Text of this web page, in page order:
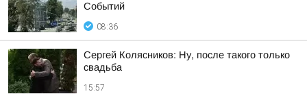
Событий
08:36
Сергей Колясников: Ну, после такого только
свадьба
15:57